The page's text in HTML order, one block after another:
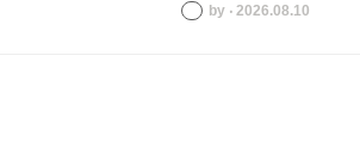
by ‧ 2026.08.10